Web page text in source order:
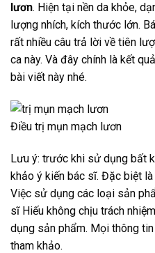
lươn. Hiện tại nền da khỏe,
lượng nhích, kích thước lớn.
rất nhiều câu trả lời về tiên
ca này. Và đây chính là kết
bài viết này nhé.
Điều trị mụn mạch lươn
Lưu ý: trước khi sử dụng bất
khảo ý kiến bác sĩ. Đặc biệt
Việc sử dụng các loại sản
sĩ Hiếu không chịu trách
dụng sản phẩm. Mọi thông
tham khảo.